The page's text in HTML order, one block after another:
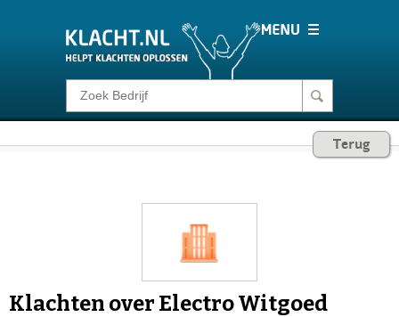
Klacht melden
Terug
Klachten over Electro Witgoed